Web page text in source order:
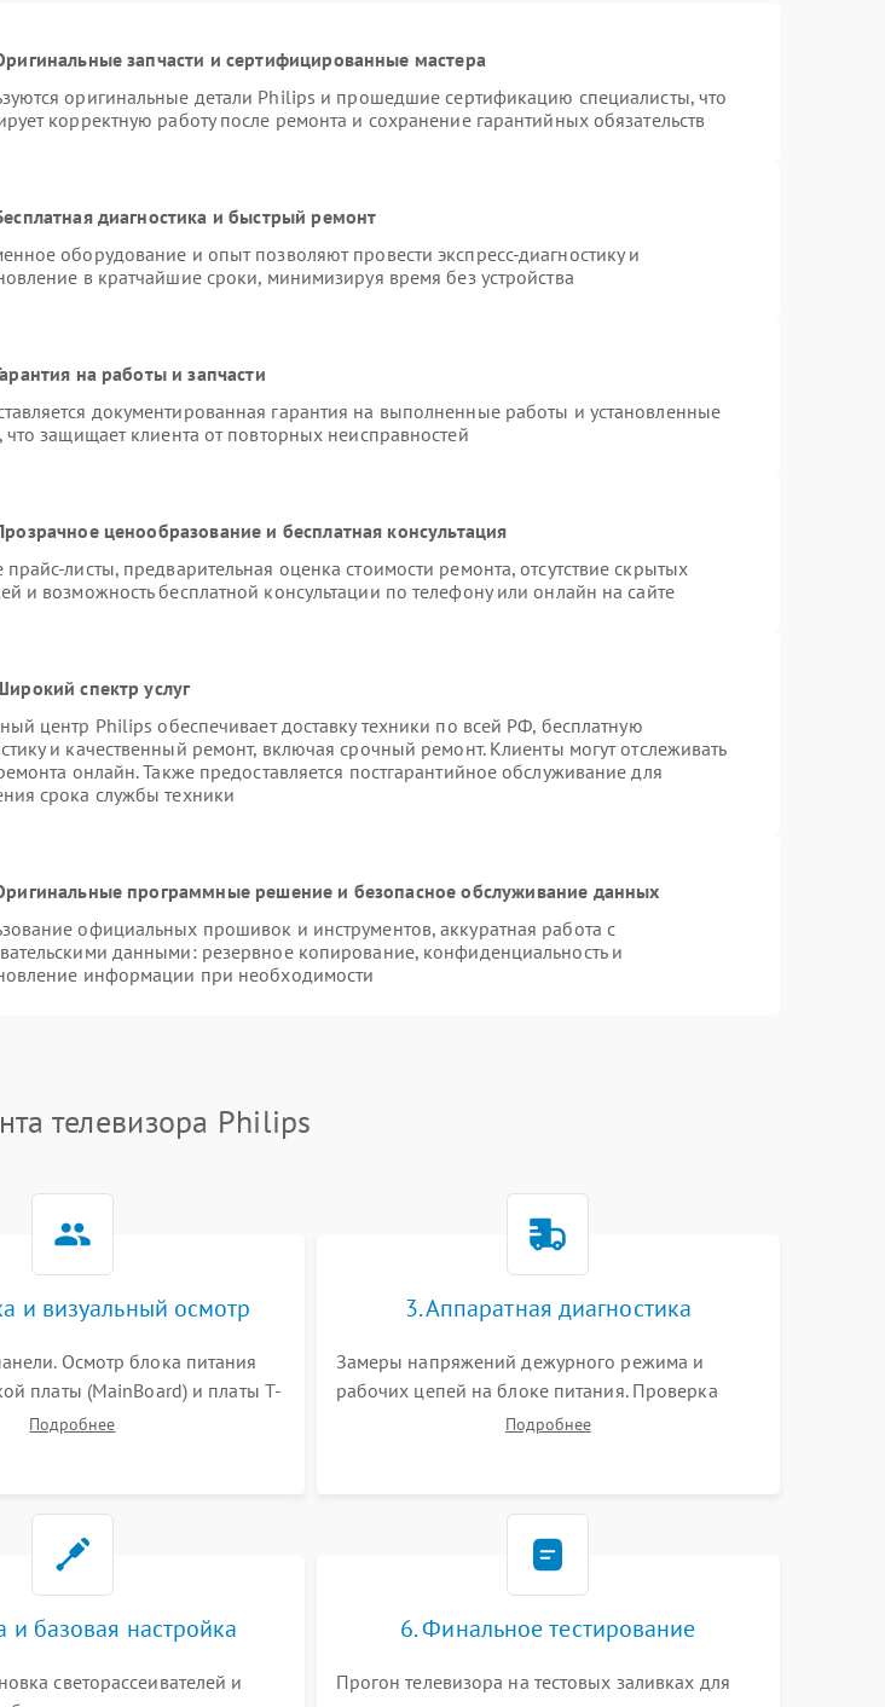
запчасти и сертифицированные мастера
оригинальные детали Philips и прошедшие сертификацию специалисты, что
корректную работу после ремонта и сохранение гарантийных обязательств
диагностика и быстрый ремонт
оборудование и опыт позволяют провести экспресс-диагностику и
в кратчайшие сроки, минимизируя время без устройства
на работы и запчасти
документированная гарантия на выполненные работы и установленные
что защищает клиента от повторных неисправностей
ценообразование и бесплатная консультация
листы, предварительная оценка стоимости ремонта, отсутствие скрытых
и возможность бесплатной консультации по телефону или онлайн на сайте
спектр услуг
центр Philips обеспечивает доставку техники по всей РФ, бесплатную
и качественный ремонт, включая срочный ремонт. Клиенты могут отслеживать
онлайн. Также предоставляется постгарантийное обслуживание для
срока службы техники
программные решение и безопасное обслуживание данных
официальных прошивок и инструментов, аккуратная работа с
данными: резервное копирование, конфиденциальность и
информации при необходимости
телевизора Philips
и визуальный осмотр
Осмотр блока питания
платы (MainBoard) и платы T-
прогары,
Подробнее
3. Аппаратная диагностика
Замеры напряжений дежурного режима и
рабочих цепей на блоке питания. Проверка
видеосигналов на плате T-Con с помощью
Подробнее
и базовая настройка
светорассеивателей и
6. Финальное тестирование
Прогон телевизора на тестовых заливках для